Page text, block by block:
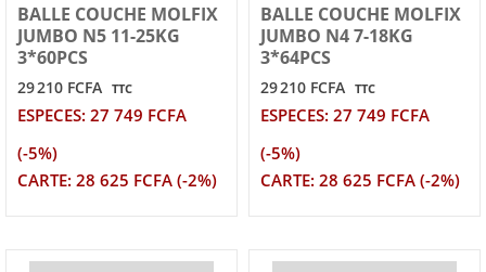
BALLE COUCHE MOLFIX
JUMBO N5 11-25KG
3*60PCS
29 210 FCFA TTC
ESPECES: 27 749 FCFA
(-5%)
CARTE: 28 625 FCFA (-2%)
BALLE COUCHE MOLFIX
JUMBO N4 7-18KG
3*64PCS
29 210 FCFA TTC
ESPECES: 27 749 FCFA
(-5%)
CARTE: 28 625 FCFA (-2%)